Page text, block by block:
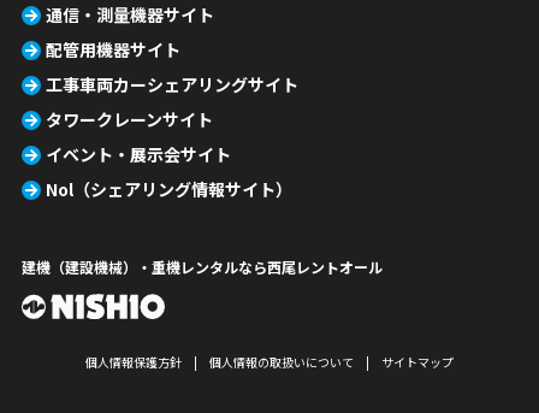
通信・測量機器サイト
配管用機器サイト
工事車両カーシェアリングサイト
タワークレーンサイト
イベント・展示会サイト
Nol（シェアリング情報サイト）
建機（建設機械）・重機レンタルなら西尾レントオール
個人情報保護方針 個人情報の取扱いについて サイトマップ